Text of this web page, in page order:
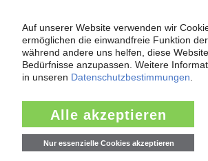
wenn der Lieferant nicht mehr liefert –
Themenkomplex Force Majeure, Corona und
Preisentwicklung sowie Tipps für die Praxis.
Jetzt lesen
Newsletter